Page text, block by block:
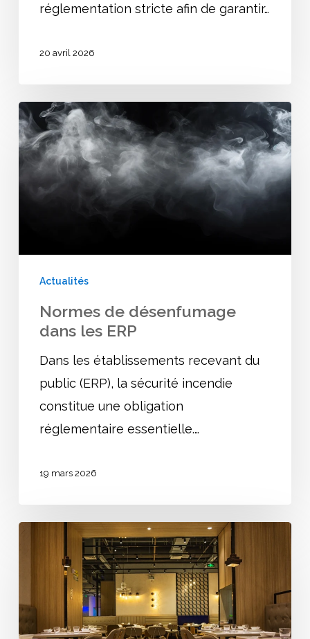
réglementation stricte afin de garantir…
20 avril 2026
Normes
de
désenfumage
dans
Actualités
Normes de désenfumage
dans les ERP
Dans les établissements recevant du
public (ERP), la sécurité incendie
constitue une obligation
réglementaire essentielle.…
19 mars 2026
dans
les